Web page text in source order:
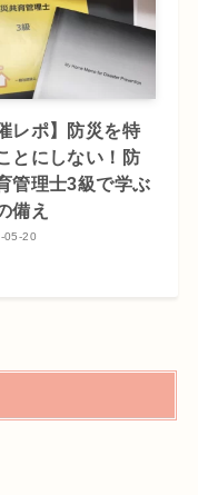
レポ】防災を特
とにしない！防
管理士3級で学ぶ
備え
05-20